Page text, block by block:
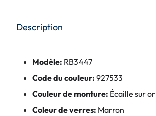
Description
Modèle: RB3447
Code du couleur: 927533
Couleur de monture: Écaille sur or
Coleur de verres: Marron